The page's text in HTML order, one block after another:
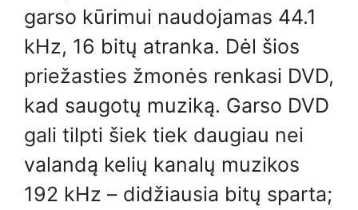
garso kūrimui naudojamas 44.1
kHz, 16 bitų atranka. Dėl šios
priežasties žmonės renkasi DVD,
kad saugotų muziką. Garso DVD
gali tilpti šiek tiek daugiau nei
valandą kelių kanalų muzikos
192 kHz – didžiausia bitų sparta;